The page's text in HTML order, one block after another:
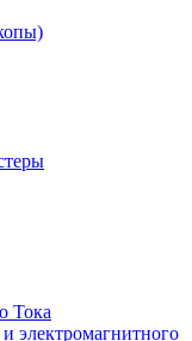
Тока
электромагнитного